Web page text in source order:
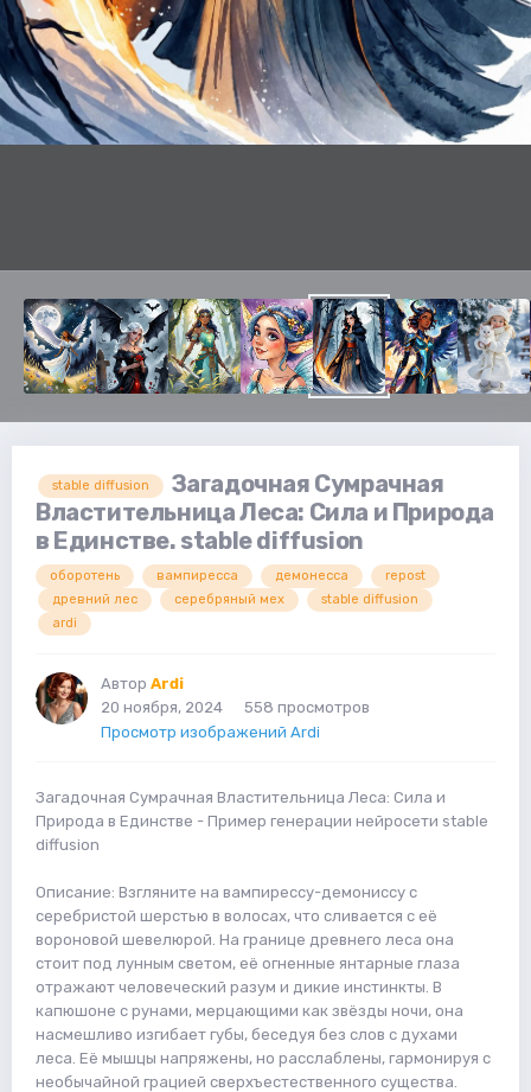
stable diffusion
Загадочная Сумрачная
Властительница Леса: Сила и Природа
в Единстве. stable diffusion
оборотень вампиресса демонесса
repost
древний лес
серебряный мех
stable diffusion
ardi
Автор Ardi
20 ноября, 2024
558 просмотров
Просмотр изображений Ardi
Загадочная Сумрачная Властительница Леса: Сила и
Природа в Единстве - Пример генерации нейросети stable
diffusion
Описание: Взгляните на вампирессу-демониссу с
серебристой шерстью в волосах, что сливается с её
вороновой шевелюрой. На границе древнего леса она
стоит под лунным светом, её огненные янтарные глаза
отражают человеческий разум и дикие инстинкты. В
капюшоне с рунами, мерцающими как звёзды ночи, она
насмешливо изгибает губы, беседуя без слов с духами
леса. Её мышцы напряжены, но расслаблены, гармонируя с
необычайной грацией сверхъестественного существа.